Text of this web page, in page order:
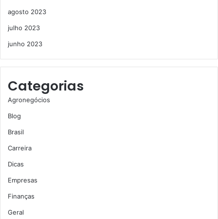
agosto 2023
julho 2023
junho 2023
Categorias
Agronegócios
Blog
Brasil
Carreira
Dicas
Empresas
Finanças
Geral